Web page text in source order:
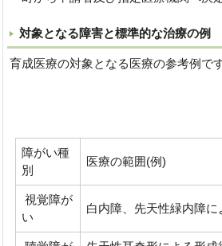
対象となる障害と標準的な治療の例
育成医療の対象となる医療の参考例です
障がい種
別
医療の範囲(例)
視覚障が
い
白内障、先天性緑内障に